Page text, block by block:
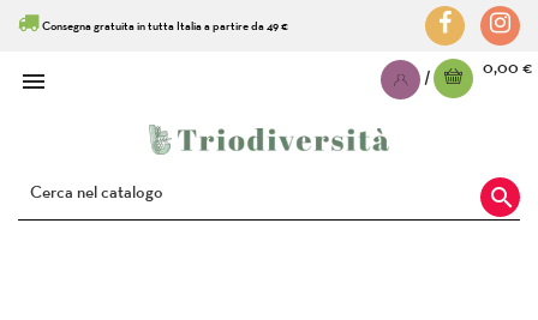
Consegna gratuita in tutta Italia a partire da 49 €
 0,00 €
|
